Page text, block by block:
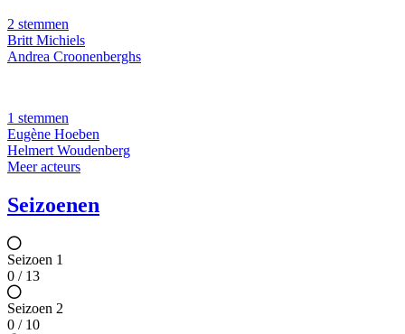
2 stemmen
Britt Michiels
Andrea Croonenberghs
1 stemmen
Eugène Hoeben
Helmert Woudenberg
Meer acteurs
Seizoenen
Seizoen 1
0 / 13
Seizoen 2
0 / 10